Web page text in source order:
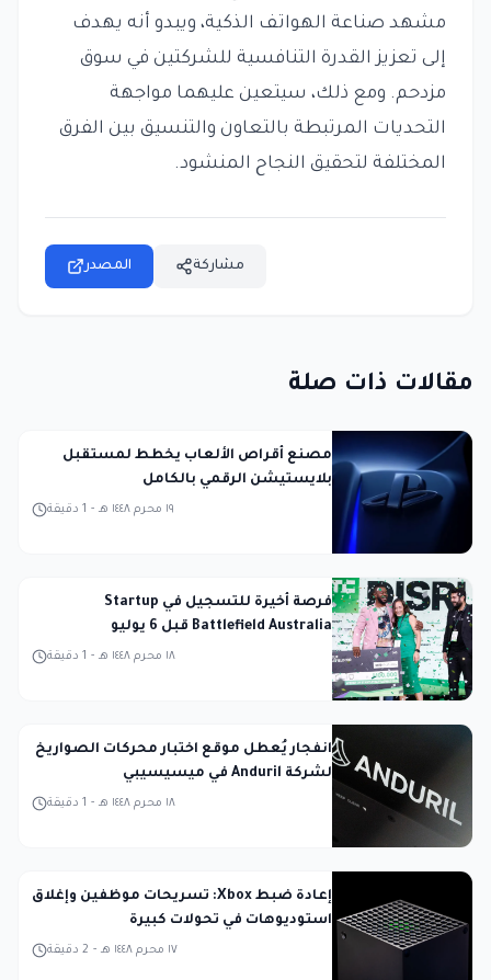
مشهد صناعة الهواتف الذكية، ويبدو أنه يهدف
إلى تعزيز القدرة التنافسية للشركتين في سوق
مزدحم. ومع ذلك، سيتعين عليهما مواجهة
التحديات المرتبطة بالتعاون والتنسيق بين الفرق
المختلفة لتحقيق النجاح المنشود.
المصدر مشاركة
مقالات ذات صلة
مصنع أقراص الألعاب يخطط لمستقبل
بلايستيشن الرقمي بالكامل
1 دقيقة - ١٩ محرم ١٤٤٨ هـ
فرصة أخيرة للتسجيل في Startup
Battlefield Australia قبل 6 يوليو
1 دقيقة - ١٨ محرم ١٤٤٨ هـ
انفجار يُعطل موقع اختبار محركات الصواريخ
لشركة Anduril في ميسيسيبي
1 دقيقة - ١٨ محرم ١٤٤٨ هـ
إعادة ضبط Xbox: تسريحات موظفين وإغلاق
استوديوهات في تحولات كبيرة
2 دقيقة - ١٧ محرم ١٤٤٨ هـ